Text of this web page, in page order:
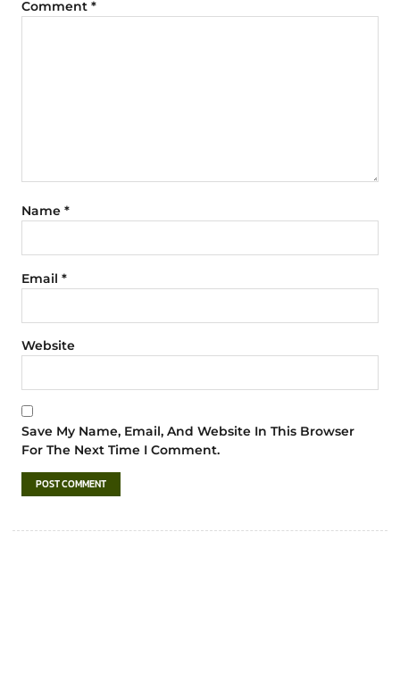
Comment *
Name *
Email *
Website
Save My Name, Email, And Website In This Browser
For The Next Time I Comment.